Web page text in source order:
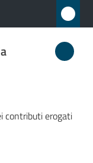
contributi erogati